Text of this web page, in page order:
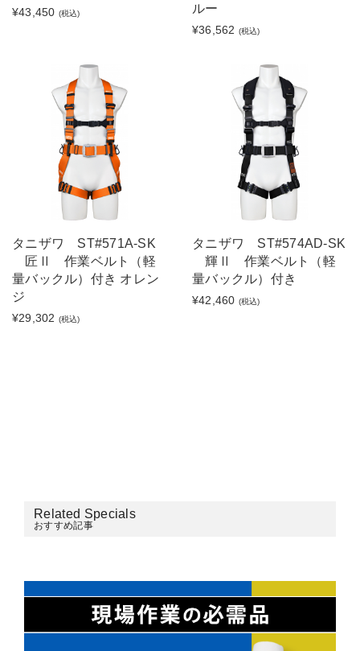
¥43,450 (税込)
ルー
¥36,562 (税込)
タニザワ ST#571A-SK
匠Ⅱ 作業ベルト（軽
量バックル）付き オレン
ジ
¥29,302 (税込)
タニザワ ST#574AD-SK
輝Ⅱ 作業ベルト（軽
量バックル）付き
¥42,460 (税込)
Related Specials
おすすめ記事